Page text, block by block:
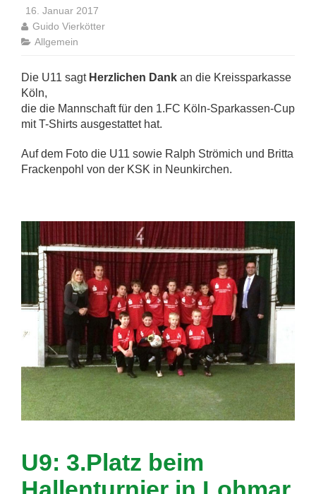
16. Januar 2017
Guido Vierkötter
Allgemein
Die U11 sagt Herzlichen Dank an die Kreissparkasse
Köln,
die die Mannschaft für den 1.FC Köln-Sparkassen-Cup
mit T-Shirts ausgestattet hat.
Auf dem Foto die U11 sowie Ralph Strömich und Britta
Frackenpohl von der KSK in Neunkirchen.
U9: 3.Platz beim